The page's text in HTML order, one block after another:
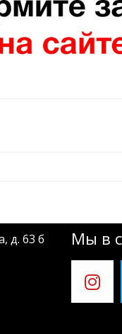
д. 63 б
Мы в